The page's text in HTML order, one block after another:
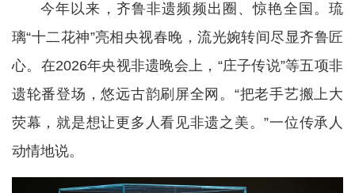
今年以来，齐鲁非遗频频出圈、惊艳全国。琉
璃“十二花神”亮相央视春晚，流光婉转间尽显齐鲁匠
心。在2026年央视非遗晚会上，“庄子传说”等五项非
遗轮番登场，悠远古韵刷屏全网。“把老手艺搬上大
荧幕，就是想让更多人看见非遗之美。”一位传承人
动情地说。